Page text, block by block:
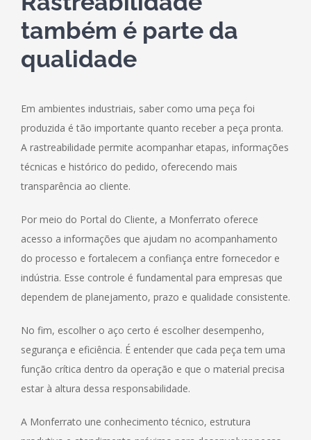
também é parte da
qualidade
Em ambientes industriais, saber como uma peça foi
produzida é tão importante quanto receber a peça pronta.
A rastreabilidade permite acompanhar etapas, informações
técnicas e histórico do pedido, oferecendo mais
transparência ao cliente.
Por meio do Portal do Cliente, a Monferrato oferece
acesso a informações que ajudam no acompanhamento
do processo e fortalecem a confiança entre fornecedor e
indústria. Esse controle é fundamental para empresas que
dependem de planejamento, prazo e qualidade consistente.
No fim, escolher o aço certo é escolher desempenho,
segurança e eficiência. É entender que cada peça tem uma
função crítica dentro da operação e que o material precisa
estar à altura dessa responsabilidade.
A Monferrato une conhecimento técnico, estrutura